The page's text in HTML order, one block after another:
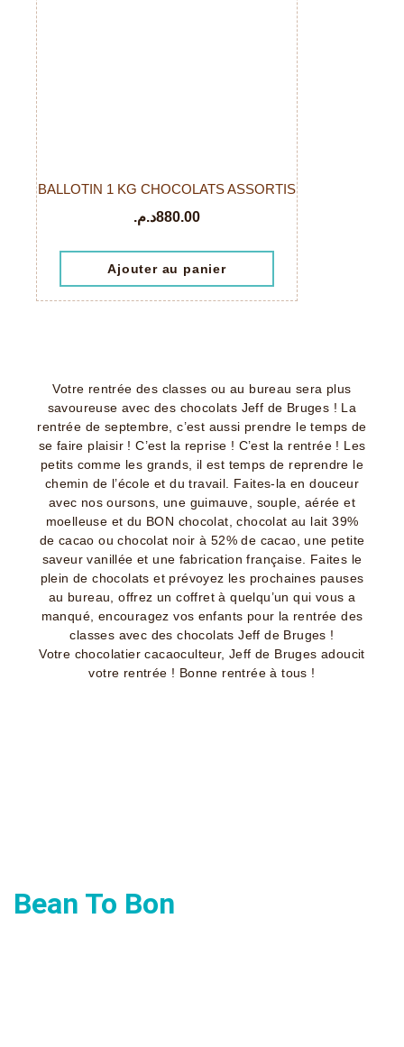
BALLOTIN 1 KG CHOCOLATS ASSORTIS
880.00د.م.
Ajouter au panier
Votre rentrée des classes ou au bureau sera plus
savoureuse avec des chocolats Jeff de Bruges ! La
rentrée de septembre, c’est aussi prendre le temps de
se faire plaisir ! C’est la reprise ! C’est la rentrée ! Les
petits comme les grands, il est temps de reprendre le
chemin de l’école et du travail. Faites-la en douceur
avec nos oursons, une guimauve, souple, aérée et
moelleuse et du BON chocolat, chocolat au lait 39%
de cacao ou chocolat noir à 52% de cacao, une petite
saveur vanillée et une fabrication française. Faites le
plein de chocolats et prévoyez les prochaines pauses
au bureau, offrez un coffret à quelqu’un qui vous a
manqué, encouragez vos enfants pour la rentrée des
classes avec des chocolats Jeff de Bruges !
Votre chocolatier cacaoculteur, Jeff de Bruges adoucit
votre rentrée ! Bonne rentrée à tous !
Bean To Bon